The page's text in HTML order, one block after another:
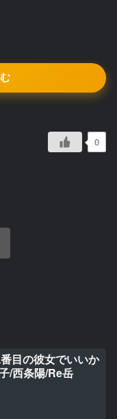
0
番目の彼女でいいか
/西条陽/Re岳